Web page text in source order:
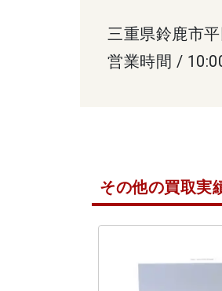
三重県鈴鹿市
営業時間 /
その他の買取実